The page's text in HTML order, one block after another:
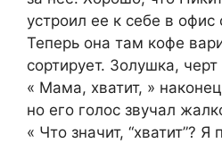
устроил ее к себе в офис
Теперь она там кофе
сортирует. Золушка,
« Мама, хватит, »
но его голос звучал
« Что значит, “хватит”?